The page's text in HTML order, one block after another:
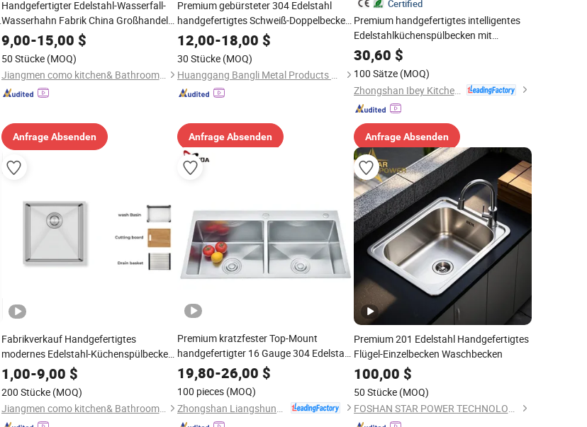
Handgefertigter Edelstahl-Wasserfall-
Wasserhahn Fabrik China Großhandel
OEM/ODM Küchenspüle
9,00-15,00 $
50 Stücke (MOQ)
Jiangmen como kitchen& Bathroom Limited
Anfrage Absenden
Premium gebürsteter 304 Edelstahl
handgefertigtes Schweiß-Doppelbecken
Küchenspüle
12,00-18,00 $
30 Stücke (MOQ)
Huanggang Bangli Metal Products Co., Ltd.
Anfrage Absenden
Certified
Premium handgefertigtes intelligentes
Edelstahlküchenspülbecken mit
modernem Design
30,60 $
100 Sätze (MOQ)
Zhongshan Ibey Kitchen&Bathroom Co., Ltd
Anfrage Absenden
Fabrikverkauf Handgefertigtes
modernes Edelstahl-Küchenspülbecken
Einzelne Schüssel
1,00-9,00 $
200 Stücke (MOQ)
Jiangmen como kitchen& Bathroom Limited
Premium kratzfester Top-Mount
handgefertigter 16 Gauge 304 Edelstahl
Doppelbecken Küchenspüle mit
Wasserhahn
19,80-26,00 $
100 pieces (MOQ)
Premium 201 Edelstahl Handgefertigtes
Flügel-Einzelbecken Waschbecken
100,00 $
50 Stücke (MOQ)
FOSHAN STAR POWER TECHNOLOGY CO.LTD